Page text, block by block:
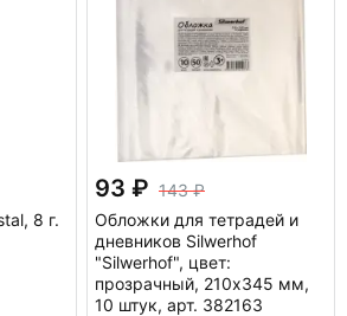
8 г.
93
143
Обложки для тетрадей и
дневников Silwerhof
"Silwerhof", цвет:
прозрачный, 210x345 мм,
10 штук, арт. 382163